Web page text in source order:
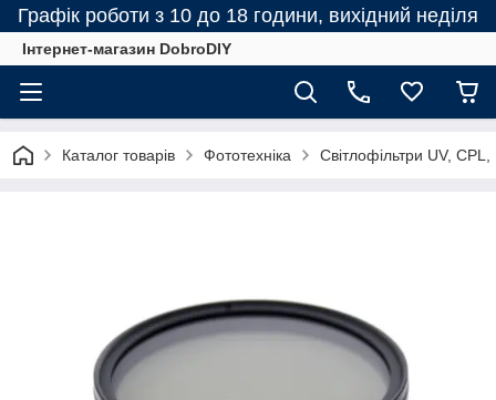
Графік роботи з 10 до 18 години, вихідний неділя
Інтернет-магазин DobroDIY
Каталог товарів Фототехніка Світлофільтри UV, CPL,